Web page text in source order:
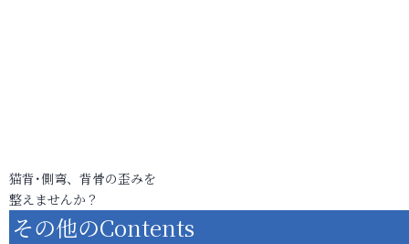
猫背･側弯、背骨の歪みを
整えませんか？
その他のContents